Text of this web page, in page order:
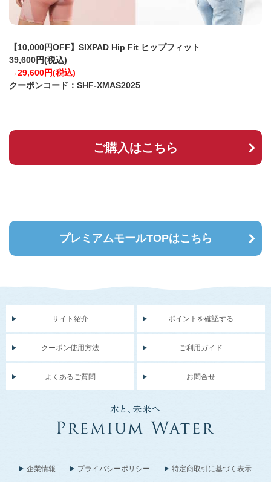
【10,000円OFF】SIXPAD Hip Fit ヒップフィット
39,600円(税込)
→29,600円(税込)
クーポンコード：SHF-XMAS2025
ご購入はこちら
プレミアムモールTOPはこちら
サイト紹介 ポイントを確認する
クーポン使用方法 ご利用ガイド
よくあるご質問 お問合せ
企業情報 プライバシーポリシー
特定商取引に基づく表示